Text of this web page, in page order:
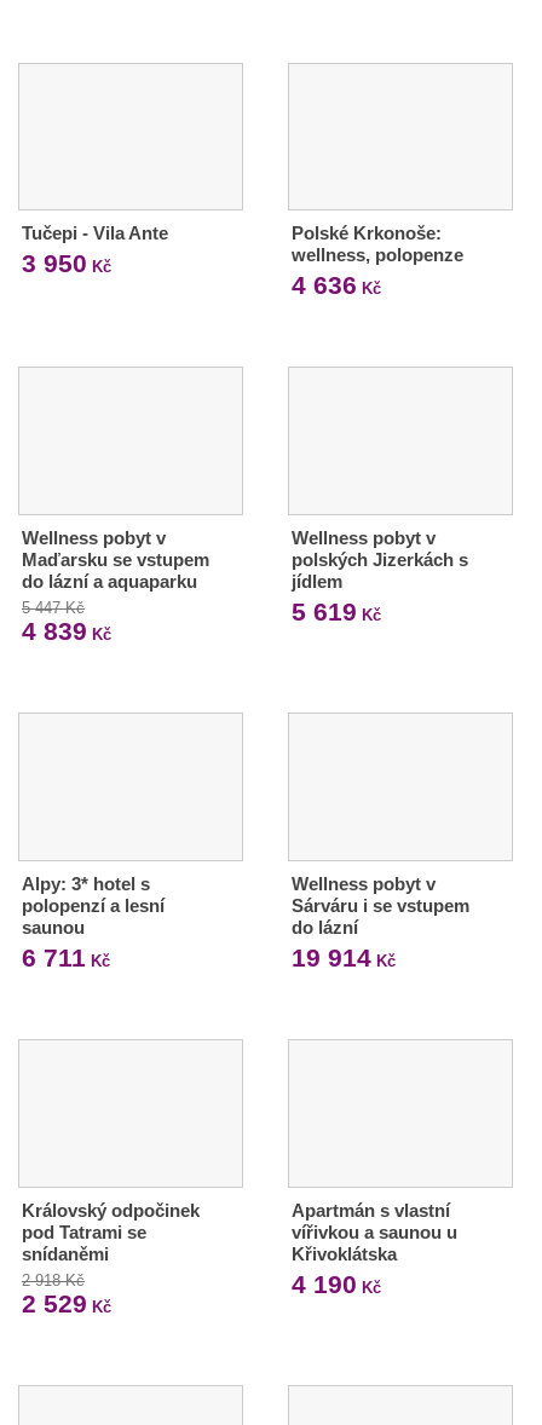
Tučepi - Vila Ante
3 950 Kč
Polské Krkonoše:
wellness, polopenze
4 636 Kč
Wellness pobyt v
Maďarsku se vstupem
do lázní a aquaparku
5 447 Kč
4 839 Kč
Wellness pobyt v
polských Jizerkách s
jídlem
5 619 Kč
Alpy: 3* hotel s
polopenzí a lesní
saunou
6 711 Kč
Wellness pobyt v
Sárváru i se vstupem
do lázní
19 914Kč
Královský odpočinek
pod Tatrami se
snídaněmi
2 918 Kč
2 529 Kč
Apartmán s vlastní
vířivkou a saunou u
Křivoklátska
4 190 Kč